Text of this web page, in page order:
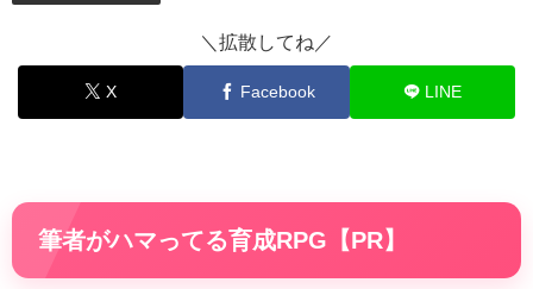
＼拡散してね／
X Facebook LINE
筆者がハマってる育成RPG【PR】